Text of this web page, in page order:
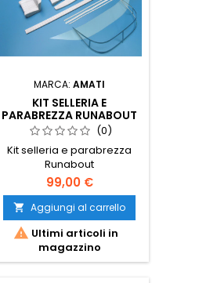
MARCA:AMATI
KIT SELLERIA E
PARABREZZA RUNABOUT
(0)
Kit selleria e parabrezza
Runabout
99,00 €
 Aggiungi al carrello
 Ultimi articoli in
magazzino